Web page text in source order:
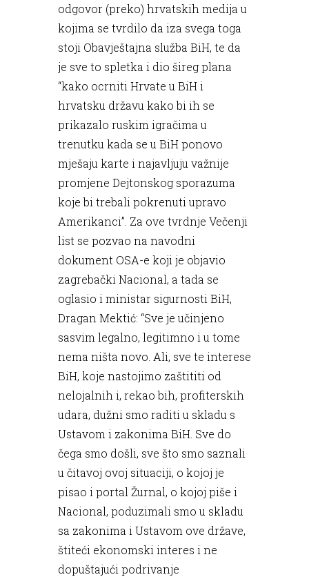
odgovor (preko) hrvatskih medija u
kojima se tvrdilo da iza svega toga
stoji Obavještajna služba BiH, te da
je sve to spletka i dio šireg plana
“kako ocrniti Hrvate u BiH i
hrvatsku državu kako bi ih se
prikazalo ruskim igračima u
trenutku kada se u BiH ponovo
mješaju karte i najavljuju važnije
promjene Dejtonskog sporazuma
koje bi trebali pokrenuti upravo
Amerikanci”. Za ove tvrdnje Večenji
list se pozvao na navodni
dokument OSA-e koji je objavio
zagrebački Nacional, a tada se
oglasio i ministar sigurnosti BiH,
Dragan Mektić: “Sve je učinjeno
sasvim legalno, legitimno i u tome
nema ništa novo. Ali, sve te interese
BiH, koje nastojimo zaštititi od
nelojalnih i, rekao bih, profiterskih
udara, dužni smo raditi u skladu s
Ustavom i zakonima BiH. Sve do
čega smo došli, sve što smo saznali
u čitavoj ovoj situaciji, o kojoj je
pisao i portal Žurnal, o kojoj piše i
Nacional, poduzimali smo u skladu
sa zakonima i Ustavom ove države,
štiteći ekonomski interes i ne
dopuštajući podrivanje